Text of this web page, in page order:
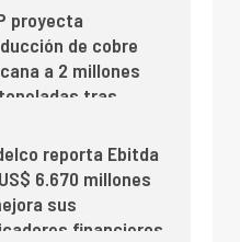
proyecta
de cobre
a 2 millones
tras
en Escondida
reporta Ebitda
6.670 millones
sus
financieros